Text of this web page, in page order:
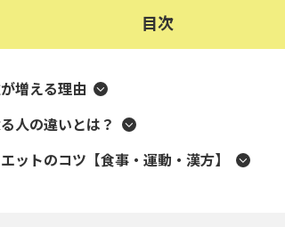
目次
増える理由
人の違いとは？
ットのコツ【食事・運動・漢方】